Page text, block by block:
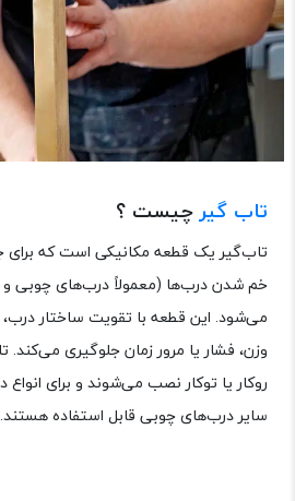
تاب گیرچیست ؟
تاب‌گیر یک قطعه مکانیکی است که برای
می‌شود. این قطعه با تقویت ساختار درب،
وزن، فشار یا مرور زمان جلوگیری
روکار یا توکار نصب می‌شوند و برای
سایر درب‌های چوبی قابل استفاده هستند.